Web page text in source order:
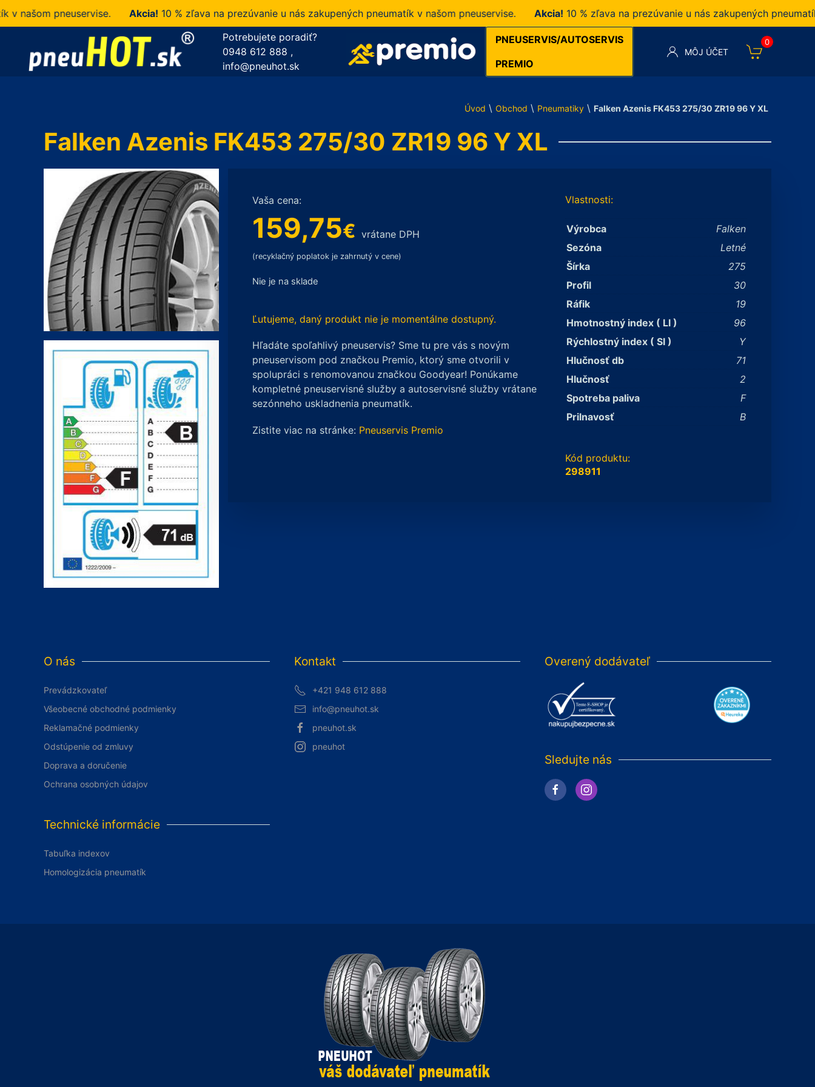
pneuservise. Akcia!10 % zľava na prezúvanie u nás zakupených pneumatík v našom pneuservise. Akcia!10 % zľava na prezúvanie u nás zakupených pneumatík v
Potrebujete poradiť?
0948 612 888 ,
info@pneuhot.sk
PNEUSERVIS/AUTOSERVIS
PREMIO
MÔJ ÚČET
0
Úvod \ Obchod \ Pneumatiky \ Falken Azenis FK453 275/30 ZR19 96 Y XL
Falken Azenis FK453 275/30 ZR19 96 Y XL
Vaša cena:
159,75€ vrátane DPH
(recyklačný poplatok je zahrnutý v cene)
Nie je na sklade
Ľutujeme, daný produkt nie je momentálne dostupný.
Hľadáte spoľahlivý pneuservis? Sme tu pre vás s novým
pneuservisom pod značkou Premio, ktorý sme otvorili v
spolupráci s renomovanou značkou Goodyear! Ponúkame
kompletné pneuservisné služby a autoservisné služby vrátane
sezónneho uskladnenia pneumatík.
Zistite viac na stránke: Pneuservis Premio
Vlastnosti:
Výrobca
Falken
Sezóna
Letné
Šírka
275
Profil
30
Ráfik
19
Hmotnostný index ( LI )
96
Rýchlostný index ( SI )
Y
Hlučnosť db
71
Hlučnosť
2
Spotreba paliva
F
Prilnavosť
B
Kód produktu:
298911
O nás
Prevádzkovateľ
Všeobecné obchodné podmienky
Reklamačné podmienky
Odstúpenie od zmluvy
Doprava a doručenie
Ochrana osobných údajov
Technické informácie
Tabuľka indexov
Homologizácia pneumatík
Kontakt
+421 948 612 888
info@pneuhot.sk
pneuhot.sk
pneuhot
Overený dodávateľ
Sledujte nás